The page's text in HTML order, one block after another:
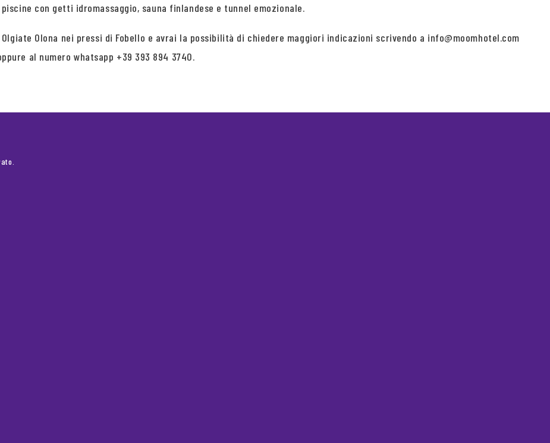
con getti idromassaggio, sauna finlandese e tunnel emozionale.
Olgiate Olona nei pressi di Fobello e avrai la possibilità di chiedere maggiori indicazioni scrivendo a info@moomhotel.com
al numero whatsapp +39 393 894 3740.